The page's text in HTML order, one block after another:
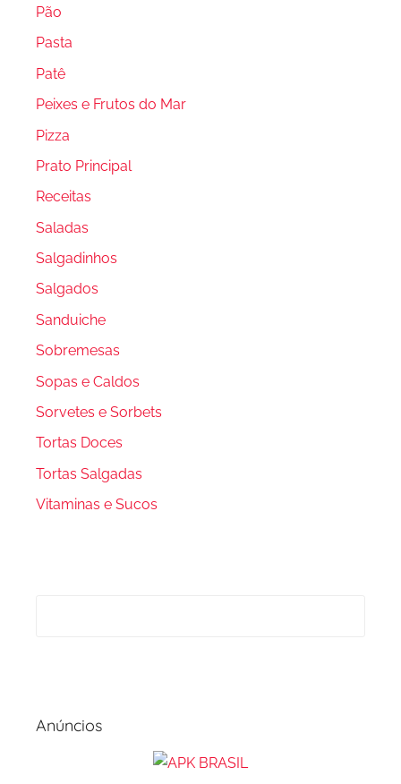
Pão
Pasta
Patê
Peixes e Frutos do Mar
Pizza
Prato Principal
Receitas
Saladas
Salgadinhos
Salgados
Sanduiche
Sobremesas
Sopas e Caldos
Sorvetes e Sorbets
Tortas Doces
Tortas Salgadas
Vitaminas e Sucos
Anúncios